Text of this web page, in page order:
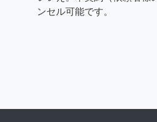
ンセル可能です。